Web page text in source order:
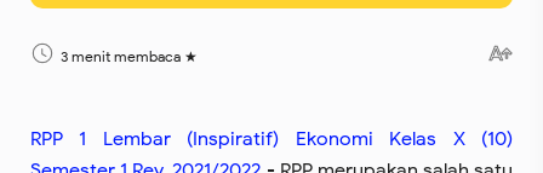
3 menit membaca
RPP 1 Lembar (Inspiratif) Ekonomi Kelas X (10)